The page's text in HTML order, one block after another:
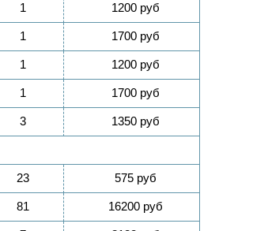
1 1200 руб
1 1700 руб
1 1200 руб
1 1700 руб
3 1350 руб
23 575 руб
81 16200 руб